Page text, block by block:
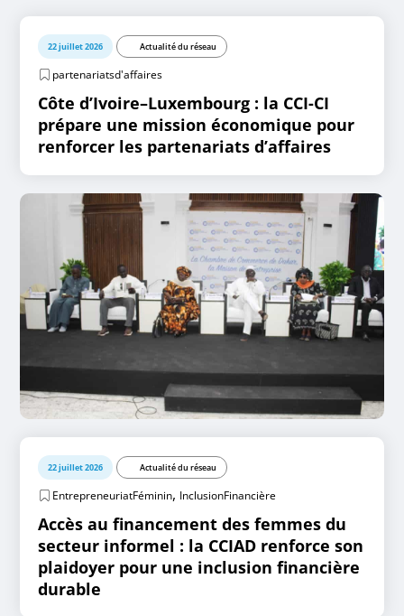
22 juillet 2026 Actualité du réseau
partenariatsd'affaires
Côte d’Ivoire–Luxembourg : la CCI-CI
prépare une mission économique pour
renforcer les partenariats d’affaires
22 juillet 2026 Actualité du réseau
EntrepreneuriatFéminin, InclusionFinancière
Accès au financement des femmes du
secteur informel : la CCIAD renforce son
plaidoyer pour une inclusion financière
durable